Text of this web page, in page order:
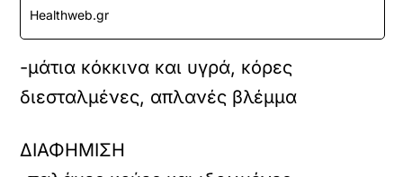
Healthweb.gr
-μάτια κόκκινα και υγρά, κόρες
διεσταλμένες, απλανές βλέμμα
ΔΙΑΦΗΜΙΣΗ